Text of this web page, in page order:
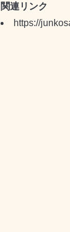
関連リンク
https://